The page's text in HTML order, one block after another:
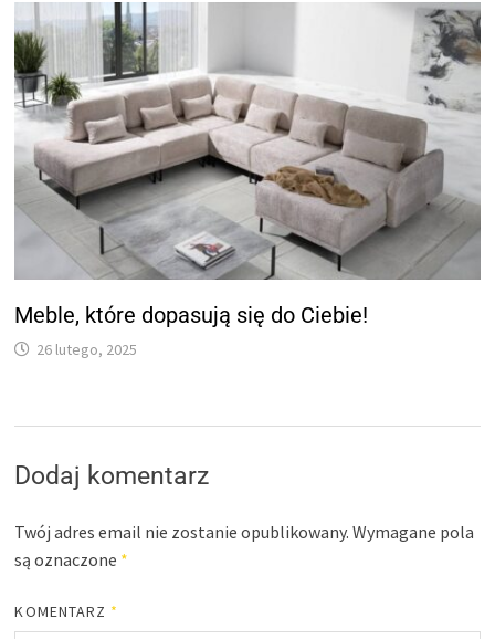
Meble, które dopasują się do Ciebie!
26 lutego, 2025
Dodaj komentarz
Twój adres email nie zostanie opublikowany. Wymagane pola
są oznaczone *
KOMENTARZ *